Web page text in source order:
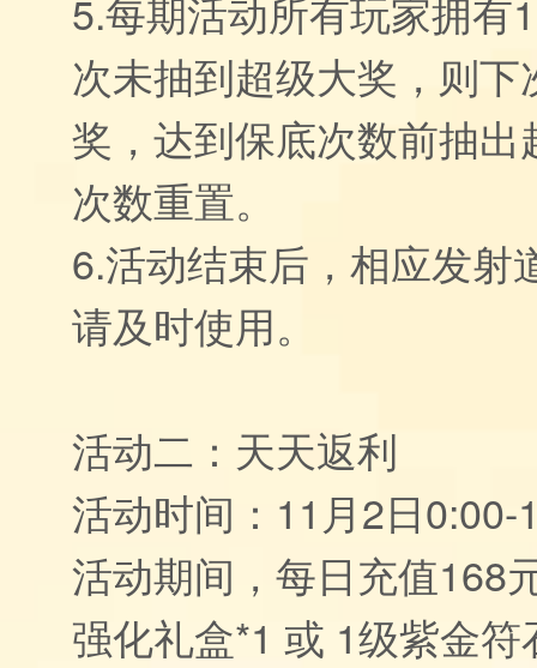
5.每期活动所有玩家拥有
次未抽到超级大奖，则
奖，达到保底次数前抽
次数重置。
6.活动结束后，相应发射
请及时使用。
活动二：天天返利
活动时间：11月2日0:00-
活动期间，每日充值168
强化礼盒*1 或 1级紫金